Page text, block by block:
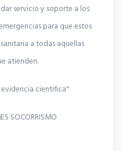
servicio y soporte a los
para que estos
a todas aquellas
atienden.
cientifica"
SOCORRISMO